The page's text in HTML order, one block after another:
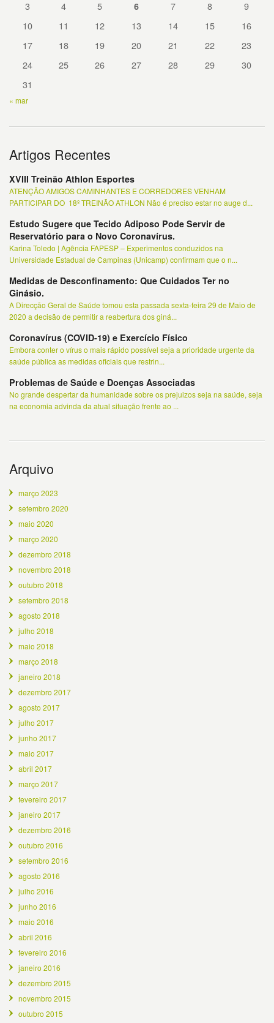
3 4 5 6 7 8
9
10
11 12 13 14 15
16
17
18 19 20 21 22
23
24
25 26 27 28 29
30
31
« mar
Artigos Recentes
XVIII Treinão Athlon Esportes
ATENÇÃO AMIGOS CAMINHANTES E CORREDORES VENHAM
PARTICIPAR DO 18º TREINÃO ATHLON Não é preciso estar no auge d...
Estudo Sugere que Tecido Adiposo Pode Servir de
Reservatório para o Novo Coronavírus.
Karina Toledo | Agência FAPESP – Experimentos conduzidos na
Universidade Estadual de Campinas (Unicamp) confirmam que o n...
Medidas de Desconfinamento: Que Cuidados Ter no
Ginásio.
A Direcção Geral de Saúde tomou esta passada sexta-feira 29 de Maio de
2020 a decisão de permitir a reabertura dos giná...
Coronavírus (COVID-19) e Exercício Físico
Embora conter o vírus o mais rápido possível seja a prioridade urgente da
saúde pública as medidas oficiais que restrin...
Problemas de Saúde e Doenças Associadas
No grande despertar da humanidade sobre os prejuizos seja na saúde, seja
na economia advinda da atual situação frente ao ...
Arquivo
março 2023
setembro 2020
maio 2020
março 2020
dezembro 2018
novembro 2018
outubro 2018
setembro 2018
agosto 2018
julho 2018
maio 2018
março 2018
janeiro 2018
dezembro 2017
agosto 2017
julho 2017
junho 2017
maio 2017
abril 2017
março 2017
fevereiro 2017
janeiro 2017
dezembro 2016
outubro 2016
setembro 2016
agosto 2016
julho 2016
junho 2016
maio 2016
abril 2016
fevereiro 2016
janeiro 2016
dezembro 2015
novembro 2015
outubro 2015